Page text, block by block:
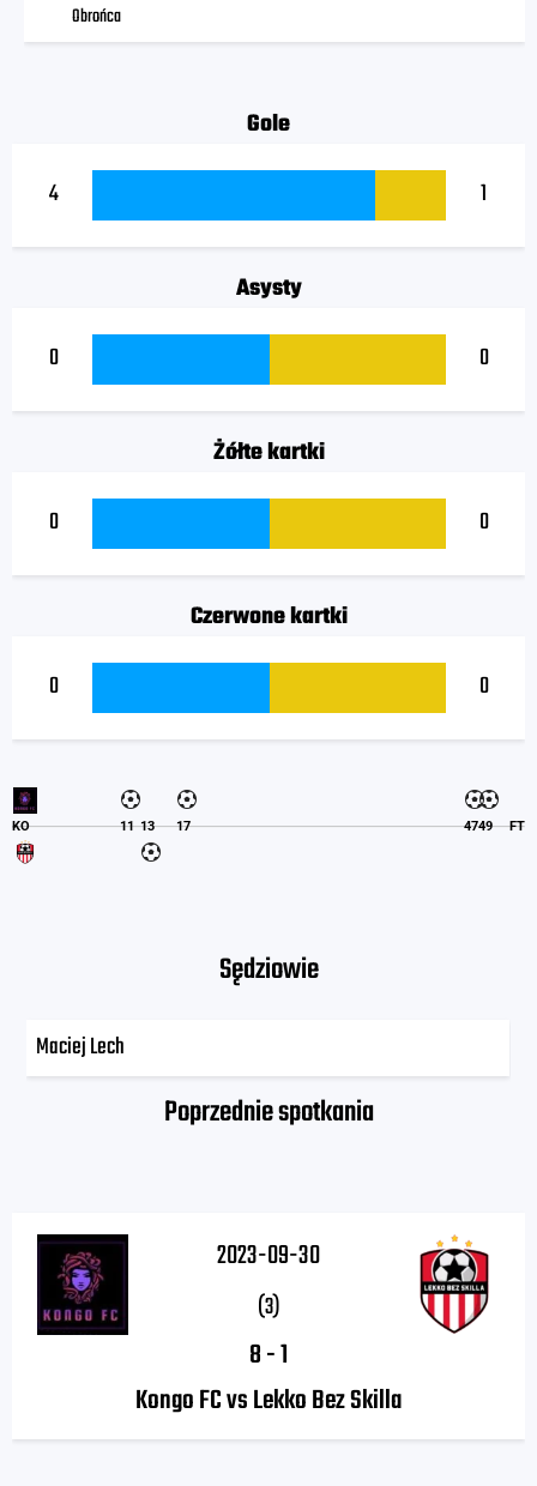
Obrońca
Gole
4
1
Asysty
0
0
Żółte kartki
0
0
Czerwone kartki
0
0
KO 11 13 17 4749 FT
Sędziowie
Maciej Lech
Poprzednie spotkania
2023-09-30
(3)
8-1
Kongo FC vs Lekko Bez Skilla